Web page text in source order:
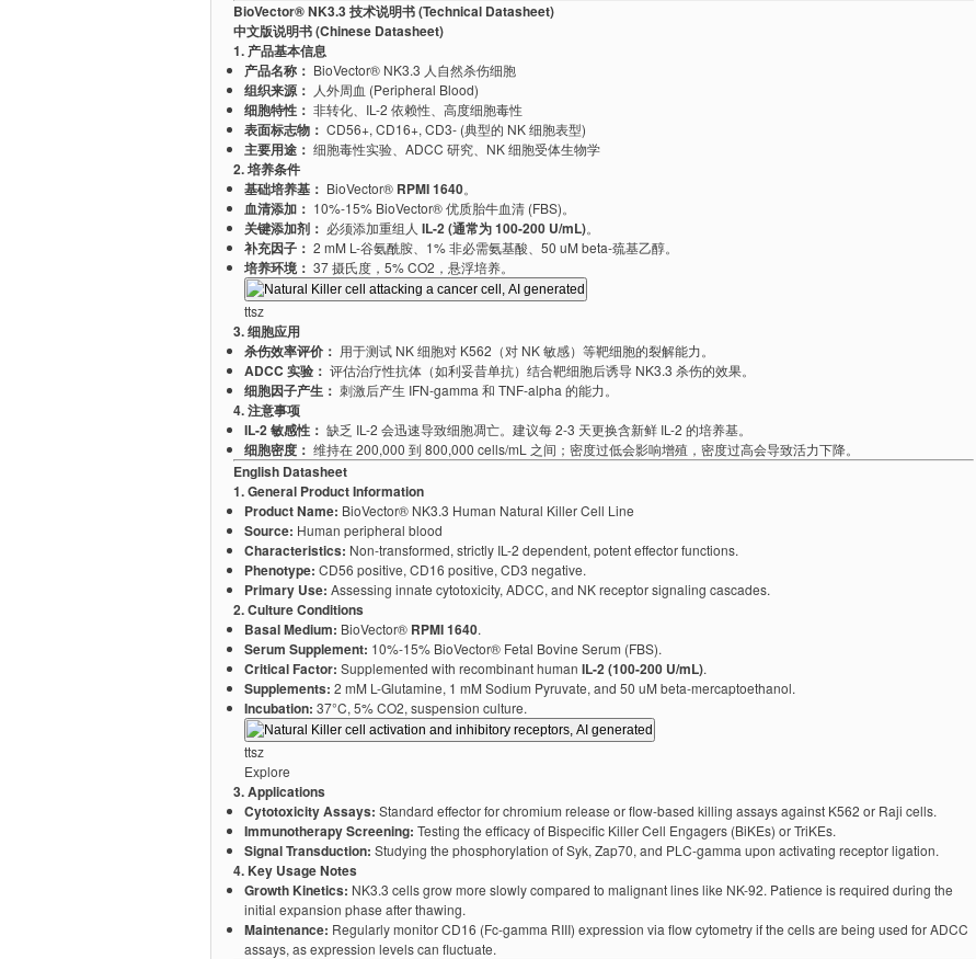
BioVector® NK3.3 技术说明书 (Technical Datasheet)
中文版说明书 (Chinese Datasheet)
1. 产品基本信息
产品名称： BioVector® NK3.3 人自然杀伤细胞
组织来源： 人外周血 (Peripheral Blood)
细胞特性： 非转化、IL-2 依赖性、高度细胞毒性
表面标志物： CD56+, CD16+, CD3- (典型的 NK 细胞表型)
主要用途： 细胞毒性实验、ADCC 研究、NK 细胞受体生物学
2. 培养条件
基础培养基： BioVector® RPMI 1640。
血清添加： 10%-15% BioVector® 优质胎牛血清 (FBS)。
关键添加剂： 必须添加重组人 IL-2 (通常为 100-200 U/mL)。
补充因子： 2 mM L-谷氨酰胺、1% 非必需氨基酸、50 uM beta-巯基乙醇。
培养环境： 37 摄氏度，5% CO2，悬浮培养。
ttsz
3. 细胞应用
杀伤效率评价： 用于测试 NK 细胞对 K562（对 NK 敏感）等靶细胞的裂解能力。
ADCC 实验： 评估治疗性抗体（如利妥昔单抗）结合靶细胞后诱导 NK3.3 杀伤的效果。
细胞因子产生： 刺激后产生 IFN-gamma 和 TNF-alpha 的能力。
4. 注意事项
IL-2 敏感性： 缺乏 IL-2 会迅速导致细胞凋亡。建议每 2-3 天更换含新鲜 IL-2 的培养基。
细胞密度： 维持在 200,000 到 800,000 cells/mL 之间；密度过低会影响增殖，密度过高会导致活力下降。
English Datasheet
1. General Product Information
Product Name: BioVector® NK3.3 Human Natural Killer Cell Line
Source: Human peripheral blood
Characteristics: Non-transformed, strictly IL-2 dependent, potent effector functions.
Phenotype: CD56 positive, CD16 positive, CD3 negative.
Primary Use: Assessing innate cytotoxicity, ADCC, and NK receptor signaling cascades.
2. Culture Conditions
Basal Medium: BioVector® RPMI 1640.
Serum Supplement: 10%-15% BioVector® Fetal Bovine Serum (FBS).
Critical Factor: Supplemented with recombinant human IL-2 (100-200 U/mL).
Supplements: 2 mM L-Glutamine, 1 mM Sodium Pyruvate, and 50 uM beta-mercaptoethanol.
Incubation: 37°C, 5% CO2, suspension culture.
ttsz
Explore
3. Applications
Cytotoxicity Assays: Standard effector for chromium release or flow-based killing assays against K562 or Raji cells.
Immunotherapy Screening: Testing the efficacy of Bispecific Killer Cell Engagers (BiKEs) or TriKEs.
Signal Transduction: Studying the phosphorylation of Syk, Zap70, and PLC-gamma upon activating receptor ligation.
4. Key Usage Notes
Growth Kinetics: NK3.3 cells grow more slowly compared to malignant lines like NK-92. Patience is required during the
initial expansion phase after thawing.
Maintenance: Regularly monitor CD16 (Fc-gamma RIII) expression via flow cytometry if the cells are being used for ADCC
assays, as expression levels can fluctuate.